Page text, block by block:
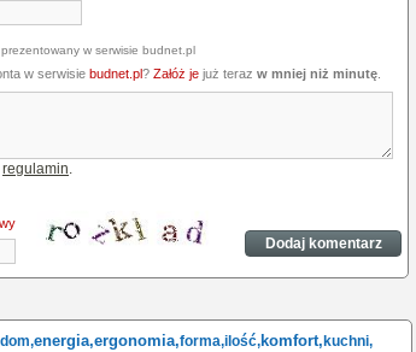
w serwisie budnet.pl
w serwisie budnet.pl? Załóż je już teraz w mniej niż minutę
regulamin.
dom,energia,ergonomia,forma,ilość,komfort, kuchni,